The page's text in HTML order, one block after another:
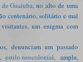
Guaiuba, no alto de uma
centenário, solitário e mal
um enigma com
denunciam um passado
estilo neocolonial, ampla,